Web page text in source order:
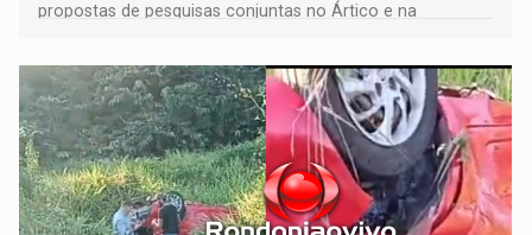
propostas de pesquisas conjuntas no Ártico e na